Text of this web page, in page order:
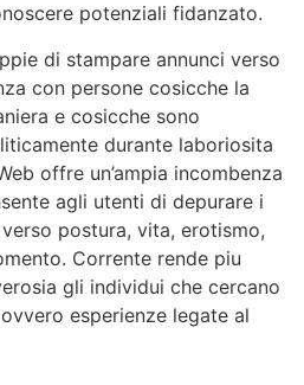
potenziali fidanzato.
di stampare annunci verso
con persone cosicche la
e cosicche sono
durante laboriosita
offre un’ampia incombenza
agli utenti di depurare i
postura, vita, erotismo,
Corrente rende piu
gli individui che cercano
esperienze legate al